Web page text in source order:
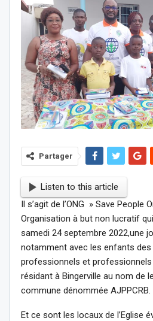
Partager
Listen to this article
Il s’agit de l’ONG » Save People
Organisation à but non lucratif
samedi 24 septembre 2022,une
notamment avec les enfants des
professionnels et
résidant à Bingerville au nom de
commune dénommée AJPPCRB.
Et ce sont les locaux de l’Eglise